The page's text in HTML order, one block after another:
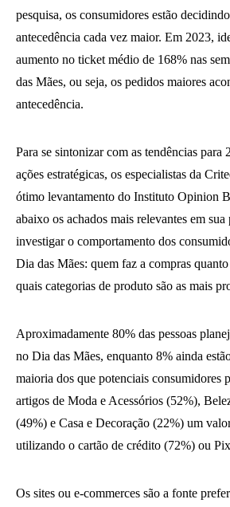
pesquisa, os consumidores estão
antecedência cada vez maior. Em 2023,
aumento no ticket médio de 168% nas
das Mães, ou seja, os pedidos maiores
antecedência.
Para se sintonizar com as tendências para
ações estratégicas, os especialistas da
ótimo levantamento do Instituto Opinion
abaixo os achados mais relevantes em sua
investigar o comportamento dos
Dia das Mães: quem faz a compras
quais categorias de produto são as mais
Aproximadamente 80% das pessoas
no Dia das Mães, enquanto 8% ainda
maioria dos que potenciais consumidores
artigos de Moda e Acessórios (52%),
(49%) e Casa e Decoração (22%) um
utilizando o cartão de crédito (72%) ou
Os sites ou e-commerces são a fonte